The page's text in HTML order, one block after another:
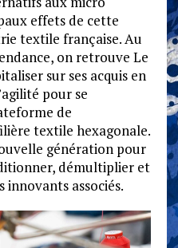
effets de cette
textile française. Au
on retrouve Le
sur ses acquis en
pour se
de
textile hexagonale.
génération pour
démultiplier et
innovants associés.